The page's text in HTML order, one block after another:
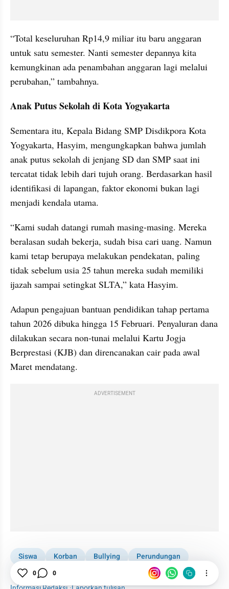
“Total keseluruhan Rp14,9 miliar itu baru anggaran
untuk satu semester. Nanti semester depannya kita
kemungkinan ada penambahan anggaran lagi melalui
perubahan,” tambahnya.
Anak Putus Sekolah di Kota Yogyakarta
Sementara itu, Kepala Bidang SMP Disdikpora Kota
Yogyakarta, Hasyim, mengungkapkan bahwa jumlah
anak putus sekolah di jenjang SD dan SMP saat ini
tercatat tidak lebih dari tujuh orang. Berdasarkan hasil
identifikasi di lapangan, faktor ekonomi bukan lagi
menjadi kendala utama.
“Kami sudah datangi rumah masing-masing. Mereka
beralasan sudah bekerja, sudah bisa cari uang. Namun
kami tetap berupaya melakukan pendekatan, paling
tidak sebelum usia 25 tahun mereka sudah memiliki
ijazah sampai setingkat SLTA,” kata Hasyim.
Adapun pengajuan bantuan pendidikan tahap pertama
tahun 2026 dibuka hingga 15 Februari. Penyaluran dana
dilakukan secara non-tunai melalui Kartu Jogja
Berprestasi (KJB) dan direncanakan cair pada awal
Maret mendatang.
ADVERTISEMENT
Siswa Korban Bullying
Perundungan
Yogya
Pendidikan
0 0